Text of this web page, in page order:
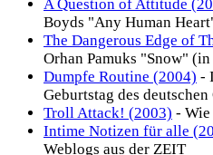
A Question of Attitude
Boyds "Any Human
The Dangerous Edge of
Orhan Pamuks "Snow"
Dumpfe Routine (2004) -
Geburtstag des
Troll Attack! (2003) -
Intime Notizen für alle
Weblogs aus der ZEIT